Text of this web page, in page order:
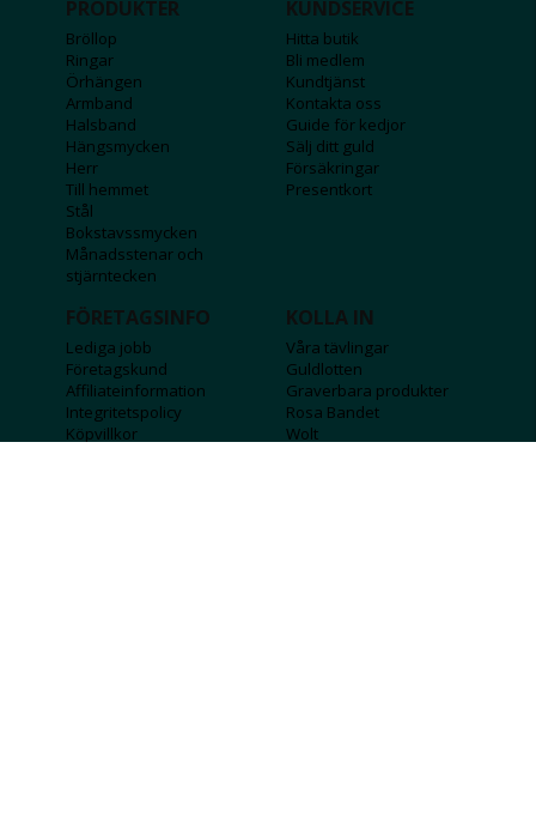
PRODUKTER
Bröllop
Ringar
Örhängen
Armband
Halsband
Hängsmycken
Herr
Till hemmet
Stål
Bokstavssmycken
Månadsstenar och
stjärntecken
KUNDSERVICE
Hitta butik
Bli medlem
Kundtjänst
Kontakta oss
Guide för kedjor
Sälj ditt guld
Försäkringar
Presentkort
FÖRETAGSINFO
Lediga jobb
Företagskund
Affiliateinformation
Integritetspolicy
Köpvillkor
KOLLA IN
Våra tävlingar
Guldlotten
Graverbara produkter
Rosa Bandet
Wolt